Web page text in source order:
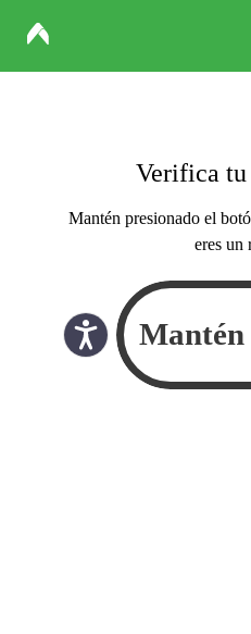
Verifica
Mantén presionado el
eres un